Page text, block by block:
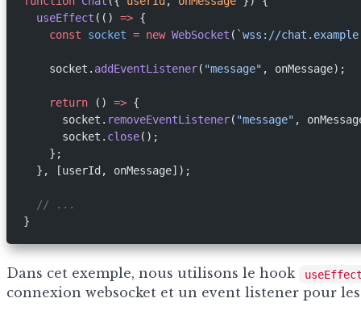
  useEffect
(() => {
    const
socket = new WebSocket ( `wss://
    socket.
addEventListener( "message" , onMessage);
    return
() => {
      socket.
removeEventListener( "message" ,
      socket.
close();
    };
  }, [userId, onMessage]);
  // ...
}
Dans cet exemple, nous utilisons le hook
connexion websocket et un event listener pour les